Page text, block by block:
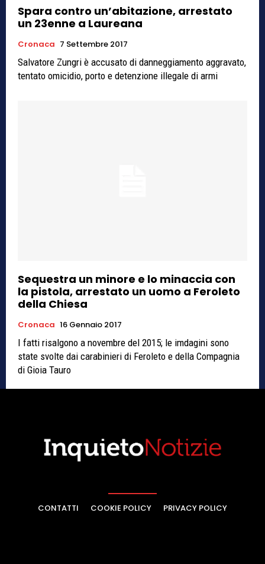
Spara contro un’abitazione, arrestato
un 23enne a Laureana
Cronaca 7 Settembre 2017
Salvatore Zungri è accusato di danneggiamento aggravato,
tentato omicidio, porto e detenzione illegale di armi
Sequestra un minore e lo minaccia con
la pistola, arrestato un uomo a Feroleto
della Chiesa
Cronaca 16 Gennaio 2017
I fatti risalgono a novembre del 2015; le imdagini sono
state svolte dai carabinieri di Feroleto e della Compagnia
di Gioia Tauro
CONTATTI COOKIE POLICY PRIVACY POLICY